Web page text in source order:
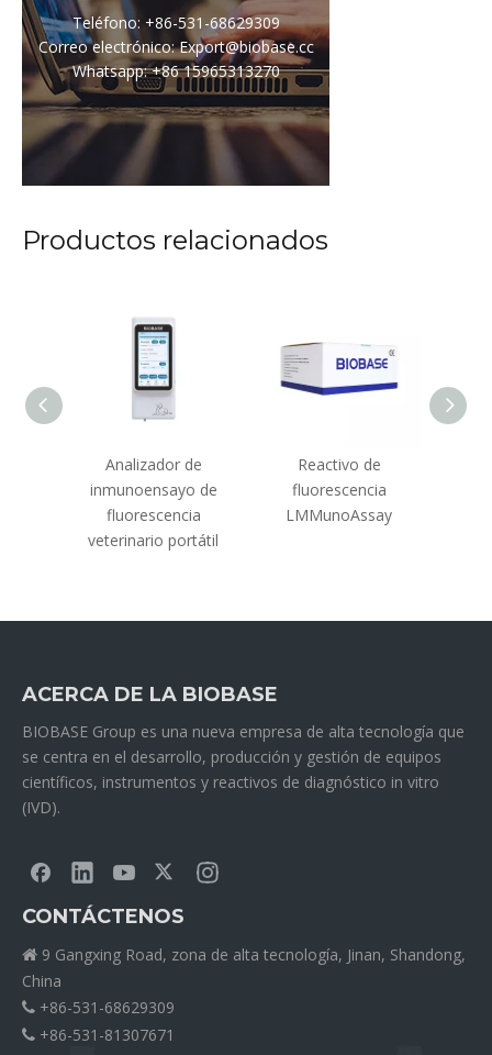
Teléfono: +86-531-68629309
Correo electrónico: Export@biobase.cc
Whatsapp: +86 15965313270
Productos relacionados
Analizador de
inmunoensayo de
fluorescencia
veterinario portátil
Reactivo de
fluorescencia
LMMunoAssay
ACERCA DE LA BIOBASE
BIOBASE Group es una nueva empresa de alta tecnología que
se centra en el desarrollo, producción y gestión de equipos
científicos, instrumentos y reactivos de diagnóstico in vitro
(IVD).
CONTÁCTENOS
 9 Gangxing Road, zona de alta tecnología, Jinan, Shandong,
China
 +86-531-68629309
 +86-531-81307671